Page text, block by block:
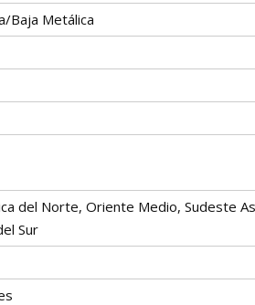
Baja Metálica
del Norte, Oriente Medio, Sudeste
Sur